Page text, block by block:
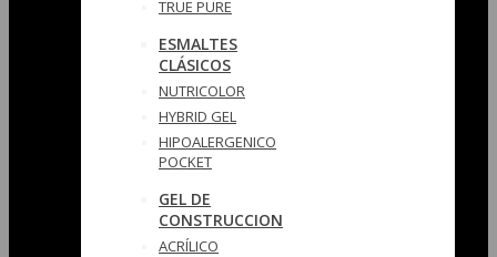
TRUE PURE
ESMALTES
CLÁSICOS
NUTRICOLOR
HYBRID GEL
HIPOALERGENICO
POCKET
GEL DE
CONSTRUCCION
ACRÍLICO